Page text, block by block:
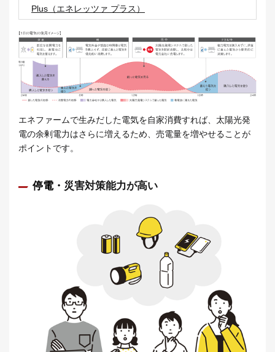
Plus（エネレッツァ プラス）
エネファームで生みだした電気を自家消費すれば、太陽光発
電の余剰電力はさらに増えるため、売電量を増やせることが
ポイントです。
停電・ 災害対策能力が高い